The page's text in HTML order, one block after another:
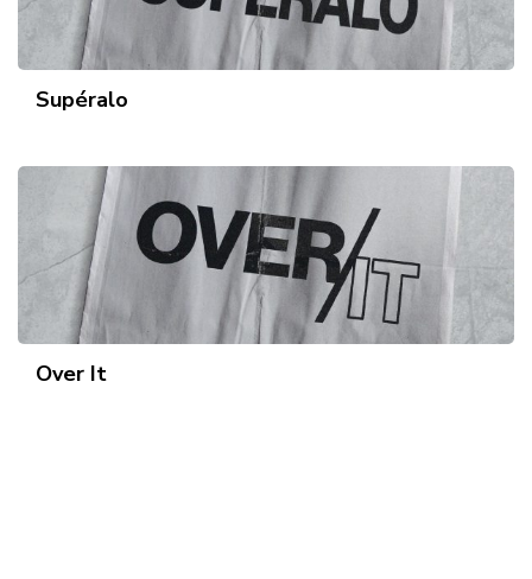
Supéralo
Over It